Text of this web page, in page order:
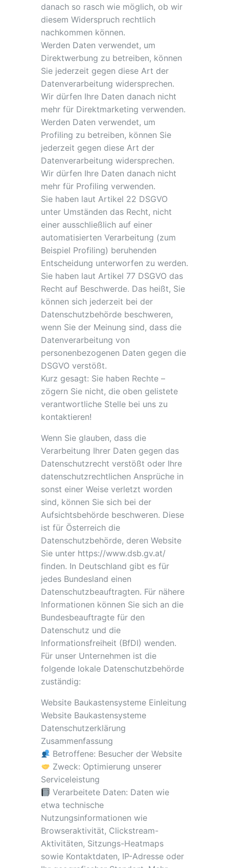
danach so rasch wie möglich, ob wir
diesem Widerspruch rechtlich
nachkommen können.
Werden Daten verwendet, um
Direktwerbung zu betreiben, können
Sie jederzeit gegen diese Art der
Datenverarbeitung widersprechen.
Wir dürfen Ihre Daten danach nicht
mehr für Direktmarketing verwenden.
Werden Daten verwendet, um
Profiling zu betreiben, können Sie
jederzeit gegen diese Art der
Datenverarbeitung widersprechen.
Wir dürfen Ihre Daten danach nicht
mehr für Profiling verwenden.
Sie haben laut Artikel 22 DSGVO
unter Umständen das Recht, nicht
einer ausschließlich auf einer
automatisierten Verarbeitung (zum
Beispiel Profiling) beruhenden
Entscheidung unterworfen zu werden.
Sie haben laut Artikel 77 DSGVO das
Recht auf Beschwerde. Das heißt, Sie
können sich jederzeit bei der
Datenschutzbehörde beschweren,
wenn Sie der Meinung sind, dass die
Datenverarbeitung von
personenbezogenen Daten gegen die
DSGVO verstößt.
Kurz gesagt: Sie haben Rechte –
zögern Sie nicht, die oben gelistete
verantwortliche Stelle bei uns zu
kontaktieren!
Wenn Sie glauben, dass die
Verarbeitung Ihrer Daten gegen das
Datenschutzrecht verstößt oder Ihre
datenschutzrechtlichen Ansprüche in
sonst einer Weise verletzt worden
sind, können Sie sich bei der
Aufsichtsbehörde beschweren. Diese
ist für Österreich die
Datenschutzbehörde, deren Website
Sie unter https://www.dsb.gv.at/
finden. In Deutschland gibt es für
jedes Bundesland einen
Datenschutzbeauftragten. Für nähere
Informationen können Sie sich an die
Bundesbeauftragte für den
Datenschutz und die
Informationsfreiheit (BfDI) wenden.
Für unser Unternehmen ist die
folgende lokale Datenschutzbehörde
zuständig:
Website Baukastensysteme Einleitung
Website Baukastensysteme
Datenschutzerklärung
Zusammenfassung
Betroffene: Besucher der Website
Zweck: Optimierung unserer
Serviceleistung
Verarbeitete Daten: Daten wie
etwa technische
Nutzungsinformationen wie
Browseraktivität, Clickstream-
Aktivitäten, Sitzungs-Heatmaps
sowie Kontaktdaten, IP-Adresse oder